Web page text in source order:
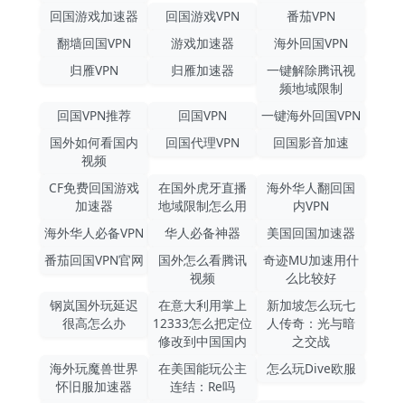
回国游戏加速器
回国游戏VPN
番茄VPN
翻墙回国VPN
游戏加速器
海外回国VPN
归雁VPN
归雁加速器
一键解除腾讯视
频地域限制
回国VPN推荐
回国VPN
一键海外回国VPN
国外如何看国内
视频
回国代理VPN 回国影音加速
CF免费回国游戏
加速器
在国外虎牙直播
地域限制怎么用
海外华人翻回国
内VPN
海外华人必备VPN
华人必备神器
美国回国加速器
番茄回国VPN官网
国外怎么看腾讯
视频
奇迹MU加速用什
么比较好
钢岚国外玩延迟
很高怎么办
在意大利用掌上
12333怎么把定位
修改到中国国内
新加坡怎么玩七
人传奇：光与暗
之交战
海外玩魔兽世界
怀旧服加速器
在美国能玩公主
连结：Re吗
怎么玩Dive欧服